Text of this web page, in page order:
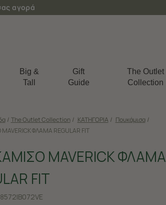
αγορά
Big &
Tall
Gift
Guide
The Outlet
Collection
/ The Outlet Collection / ΚΑΤΗΓΟΡΙΑ / Πουκάμισα /
ΦΛΑΜΑ REGULAR FIT
MAVERICK ΦΛΑΜΑ
FIT